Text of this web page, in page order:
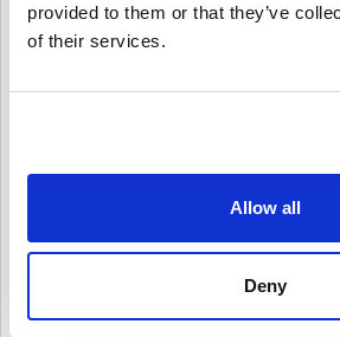
provided to them or that they’ve
of their services.
Allow all
Deny
ยอมรับ.
คุณกำลังซื้อผลิตภัณฑ์ดิจิทัลเท่านั้น.
หากคุณประสบปัญหาในการสั่งซื้อโปร
โค้ดที่ดาวน์โหลดได้เหล่านี้ผลิตโดยผู้
เนื้อหาที่ดาวน์โหลดได้หรือผลิตภัณฑ์
ต้นฉบับจึงจะเล่นส่วนDLCได้.
ให้คะแนนเป็นดาว:
Emil
3/5
โค้ดใช้เวลานานกว่าที่คาดในการมาถึงก
3/5
ใช้งานได้ ซึ่งค่อนข้างน่าหงุดหงิด